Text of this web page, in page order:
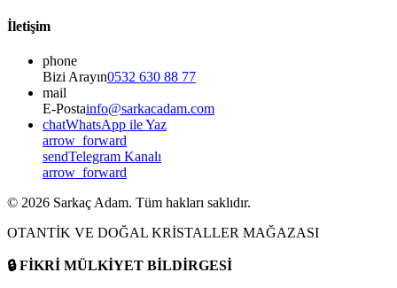
İletişim
phone
Bizi Arayın0532 630 88 77
mail
E-Postainfo@sarkacadam.com
chatWhatsApp ile Yaz
arrow_forward
sendTelegram Kanalı
arrow_forward
© 2026 Sarkaç Adam. Tüm hakları saklıdır.
OTANTİK VE DOĞAL KRİSTALLER MAĞAZASI
🔒FİKRİ MÜLKİYET BİLDİRGESİ